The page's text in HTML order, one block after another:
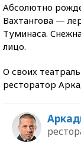
Абсолютно
Вахтангова —
Туминаса.
лицо.
О своих
ресторатор